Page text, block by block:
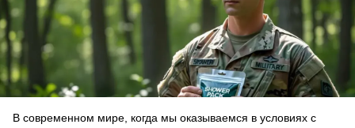
В современном мире, когда мы оказываемся в условиях с